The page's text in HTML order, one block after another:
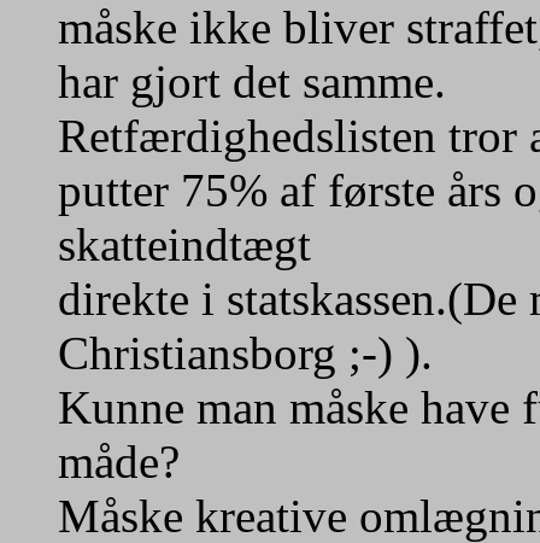
måske ikke bliver
har gjort det samme.
Retfærdighedslisten tror
putter 75% af første års
skatteindtægt
direkte i
Christiansborg ;-) ).
Kunne man måske have
måde?
Måske kreative